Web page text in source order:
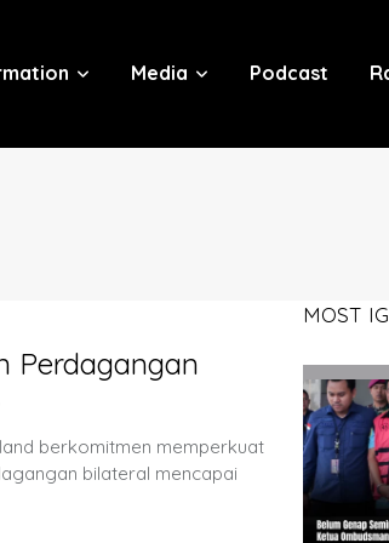
Media Podcast
Perdagangan
berkomitmen memperkuat
bilateral mencapai
MOST